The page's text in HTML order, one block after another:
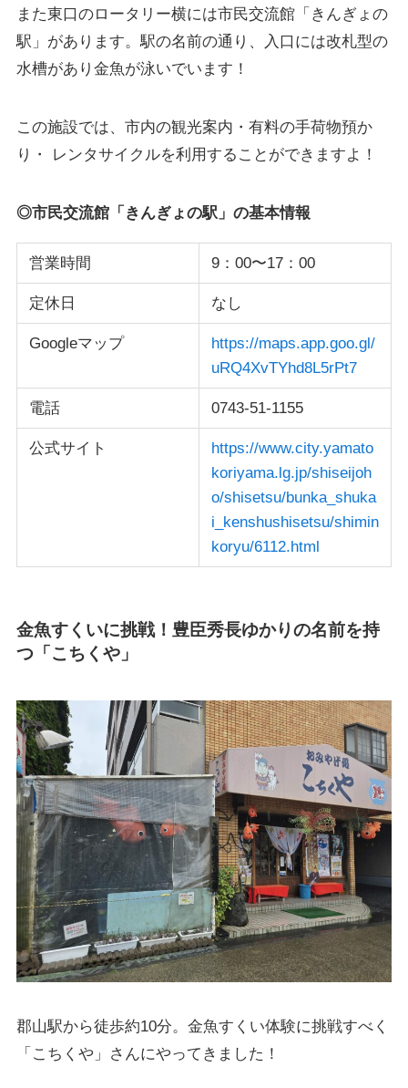
また東口のロータリー横には市民交流館「きんぎょの
駅」があります。駅の名前の通り、入口には改札型の
水槽があり金魚が泳いでいます！
この施設では、市内の観光案内・有料の手荷物預か
り・ レンタサイクルを利用することができますよ！
◎市民交流館「きんぎょの駅」の基本情報
営業時間 9：00〜17：00
定休日 なし
Googleマップ
https://maps.app.goo.gl/
uRQ4XvTYhd8L5rPt7
電話 0743-51-1155
公式サイト
https://www.city.yamato
koriyama.lg.jp/shiseijoh
o/shisetsu/bunka_shuka
i_kenshushisetsu/shimin
koryu/6112.html
金魚すくいに挑戦！豊臣秀長ゆかりの名前を持
つ「こちくや」
郡山駅から徒歩約10分。金魚すくい体験に挑戦すべく
「こちくや」さんにやってきました！